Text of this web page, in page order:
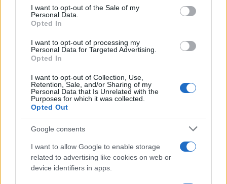
consent section.
I want to opt-out of the Sale of my
Personal Data.
Opted In
I want to opt-out of processing my
Personal Data for Targeted Advertising.
Opted In
I want to opt-out of Collection, Use,
Retention, Sale, and/or Sharing of my
Personal Data that Is Unrelated with the
Purposes for which it was collected.
Opted Out
Google consents
I want to allow Google to enable storage
related to advertising like cookies on web or
device identifiers in apps.
Σχόλια
τις επόμενες 48 ώρες:
Αυξημένος ο κίνδυνος
φωτιάς, συναγερμός σε 6
περιφέρειες
από την Κυψέλη
σορός που βρέθηκε
Λυκαβηττό - Από